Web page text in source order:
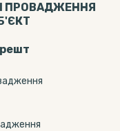
ПРОВАДЖЕННЯ